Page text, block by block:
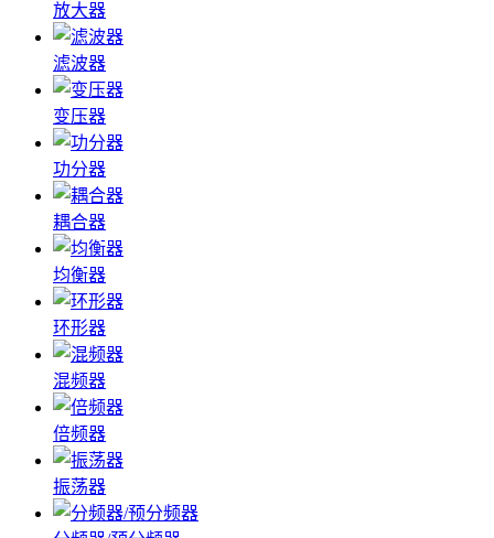
放大器
滤波器
变压器
功分器
耦合器
均衡器
环形器
混频器
倍频器
振荡器